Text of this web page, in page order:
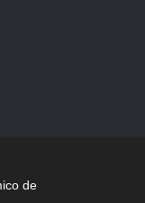
de